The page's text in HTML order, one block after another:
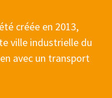
créée en 2013,
ville industrielle du
avec un transport